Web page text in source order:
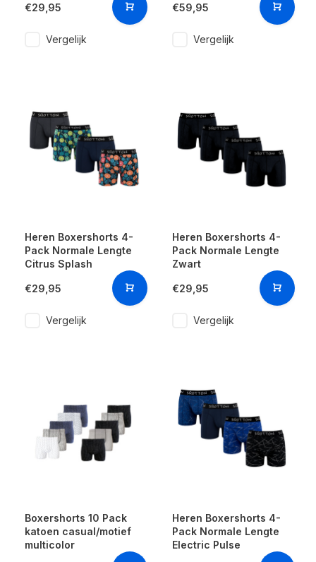
€29,95
Vergelijk
€59,95
Vergelijk
Heren Boxershorts 4-
Pack Normale Lengte
Citrus Splash
€29,95
Vergelijk
Heren Boxershorts 4-
Pack Normale Lengte
Zwart
€29,95
Vergelijk
Boxershorts 10 Pack
katoen casual/motief
multicolor
Heren Boxershorts 4-
Pack Normale Lengte
Electric Pulse